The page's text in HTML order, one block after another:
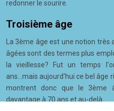
redonner le sourire.
Troisième âge
La 3ème âge est une notion
âgées sont des termes plus
la vieillesse? Fut un temps
ans...mais aujourd'hui ce bel âge
montrent donc que le 3ème
davantage à 70 ans et au-delà.